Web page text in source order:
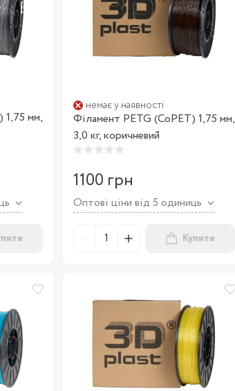
1,75 мм,
немає у наявності
Філамент PETG (CoPET) 1,75 мм,
3,0 кг, коричневий
1100 грн
Оптові ціни від 5 одиниць
Купити